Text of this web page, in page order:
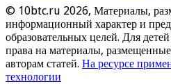
© 10btc.ru 2026, Материалы,
информационный характер и
образовательных целей. Для
права на материалы,
авторам статей. На ресурсе
технологии